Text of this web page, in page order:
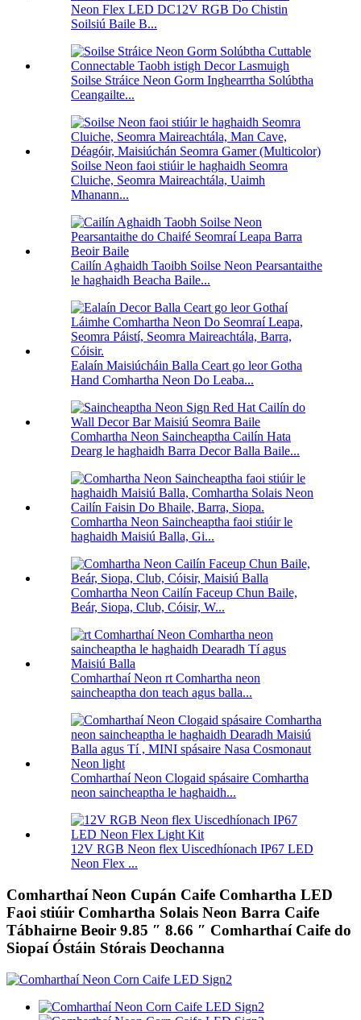
Neon Flex LED DC12V RGB Do Chistin
Soilsiú Baile B...
Soilse Stráice Neon Gorm Inghearrtha Solúbtha
Ceangailte...
Soilse Neon faoi stiúir le haghaidh Seomra
Cluiche, Seomra Maireachtála, Uaimh
Mhanann...
Cailín Aghaidh Taoibh Soilse Neon Pearsantaithe
le haghaidh Beacha Baile...
Ealaín Maisiúcháin Balla Ceart go leor Gotha
Hand Comhartha Neon Do Leaba...
Comhartha Neon Saincheaptha Cailín Hata
Dearg le haghaidh Barra Decor Balla Baile...
Comhartha Neon Saincheaptha faoi stiúir le
haghaidh Maisiú Balla, Gi...
Comhartha Neon Cailín Faceup Chun Baile,
Beár, Siopa, Club, Cóisir, W...
Comharthaí Neon rt Comhartha neon
saincheaptha don teach agus balla...
Comharthaí Neon Clogaid spásaire Comhartha
neon saincheaptha le haghaidh...
12V RGB Neon flex Uiscedhíonach IP67 LED
Neon Flex ...
Comharthaí Neon Cupán Caife Comhartha LED
Faoi stiúir Comhartha Solais Neon Barra Caife
Tábhairne Beoir 9.85 ″ 8.66 ″ Comharthaí Caife do
Siopaí Óstáin Stórais Deochanna